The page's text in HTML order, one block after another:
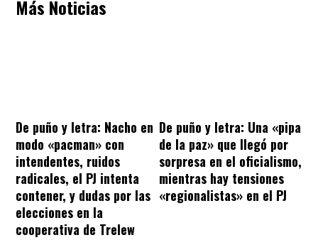
Más Noticias
De puño y letra: Nacho en
modo «pacman» con
intendentes, ruidos
radicales, el PJ intenta
contener, y dudas por las
elecciones en la
cooperativa de Trelew
De puño y letra: Una «pipa
de la paz» que llegó por
sorpresa en el oficialismo,
mientras hay tensiones
«regionalistas» en el PJ